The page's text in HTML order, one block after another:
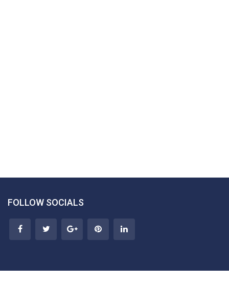
FOLLOW SOCIALS